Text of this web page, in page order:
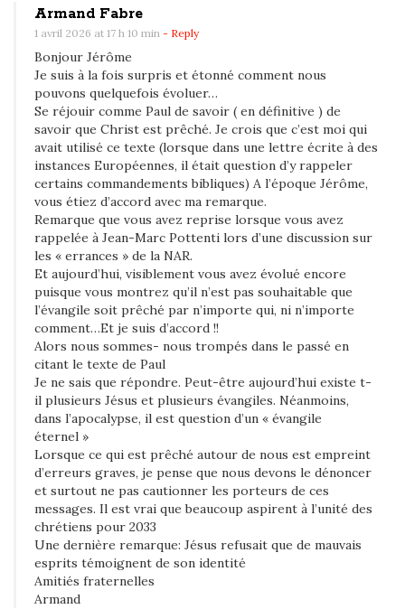
p
o
r
t
e
c
m
m
e
n
t
?
Armand Fabre
1 avril 2026 at 17 h 10 min - Reply
Bonjour Jérôme
Je suis à la fois surpris et étonné comment nous
pouvons quelquefois évoluer…
Se réjouir comme Paul de savoir ( en définitive ) de
savoir que Christ est prêché. Je crois que c’est moi qui
avait utilisé ce texte (lorsque dans une lettre écrite à des
instances Européennes, il était question d’y rappeler
certains commandements bibliques) A l’époque Jérôme,
vous étiez d’accord avec ma remarque.
Remarque que vous avez reprise lorsque vous avez
rappelée à Jean-Marc Pottenti lors d’une discussion sur
les « errances » de la NAR.
Et aujourd’hui, visiblement vous avez évolué encore
puisque vous montrez qu’il n’est pas souhaitable que
l’évangile soit prêché par n’importe qui, ni n’importe
comment…Et je suis d’accord !!
Alors nous sommes- nous trompés dans le passé en
citant le texte de Paul
Je ne sais que répondre. Peut-être aujourd’hui existe t-
il plusieurs Jésus et plusieurs évangiles. Néanmoins,
dans l’apocalypse, il est question d’un « évangile
éternel »
Lorsque ce qui est prêché autour de nous est empreint
d’erreurs graves, je pense que nous devons le dénoncer
et surtout ne pas cautionner les porteurs de ces
messages. Il est vrai que beaucoup aspirent à l’unité des
chrétiens pour 2033
Une dernière remarque: Jésus refusait que de mauvais
esprits témoignent de son identité
Amitiés fraternelles
Armand